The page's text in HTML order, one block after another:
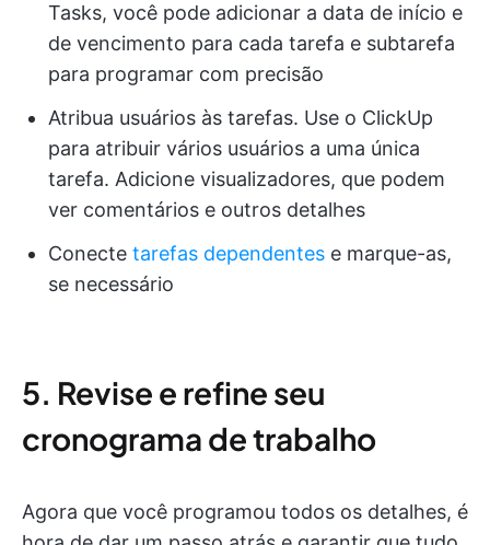
Tasks, você pode adicionar a data de início e
de vencimento para cada tarefa e subtarefa
para programar com precisão
Atribua usuários às tarefas. Use o ClickUp
para atribuir vários usuários a uma única
tarefa. Adicione visualizadores, que podem
ver comentários e outros detalhes
Conecte tarefas dependentes e marque-as,
se necessário
5. Revise e refine seu
cronograma de trabalho
Agora que você programou todos os detalhes, é